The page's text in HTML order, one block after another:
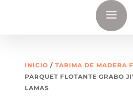
a
INICIO / TARIMA DE MADERA
PARQUET FLOTANTE GRABO
LAMAS